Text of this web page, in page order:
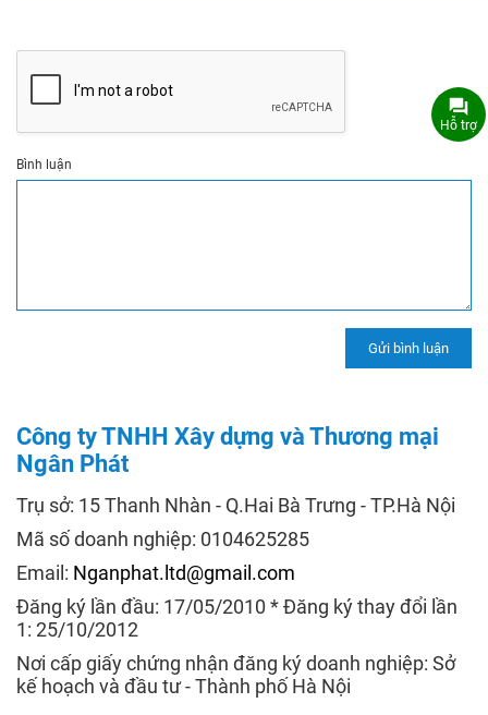
Bình luận
Công ty TNHH Xây dựng và Thương mại
Ngân Phát
Trụ sở: 15 Thanh Nhàn - Q.Hai Bà Trưng - TP.Hà Nội
Mã số doanh nghiệp: 0104625285
Email: Nganphat.ltd@gmail.com
Đăng ký lần đầu: 17/05/2010 * Đăng ký thay đổi lần
1: 25/10/2012
Nơi cấp giấy chứng nhận đăng ký doanh nghiệp: Sở
kế hoạch và đầu tư - Thành phố Hà Nội
Hỗ trợ